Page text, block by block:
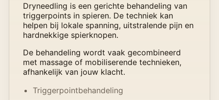
Dryneedling is een gerichte behandeling van
triggerpoints in spieren. De techniek kan
helpen bij lokale spanning, uitstralende pijn en
hardnekkige spierknopen.
De behandeling wordt vaak gecombineerd
met massage of mobiliserende technieken,
afhankelijk van jouw klacht.
Triggerpointbehandeling